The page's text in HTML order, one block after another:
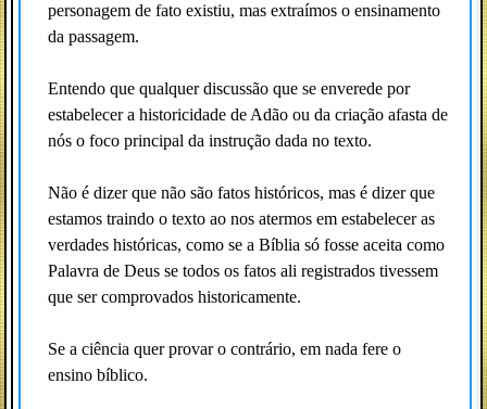
personagem de fato existiu, mas extraímos o ensinamento
da passagem.
Entendo que qualquer discussão que se enverede por
estabelecer a historicidade de Adão ou da criação afasta de
nós o foco principal da instrução dada no texto.
Não é dizer que não são fatos históricos, mas é dizer que
estamos traindo o texto ao nos atermos em estabelecer as
verdades históricas, como se a Bíblia só fosse aceita como
Palavra de Deus se todos os fatos ali registrados tivessem
que ser comprovados historicamente.
Se a ciência quer provar o contrário, em nada fere o
ensino bíblico.